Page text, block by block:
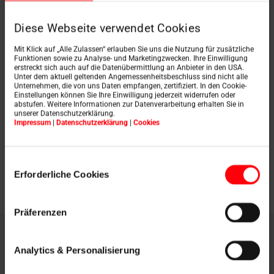
Diese Webseite verwendet Cookies
Mit Klick auf „Alle Zulassen“ erlauben Sie uns die Nutzung für zusätzliche
Funktionen sowie zu Analyse- und Marketingzwecken. Ihre Einwilligung
erstreckt sich auch auf die Datenübermittlung an Anbieter in den USA.
Unter dem aktuell geltenden Angemessenheitsbeschluss sind nicht alle
Unternehmen, die von uns Daten empfangen, zertifiziert. In den Cookie-
Einstellungen können Sie Ihre Einwilligung jederzeit widerrufen oder
abstufen. Weitere Informationen zur Datenverarbeitung erhalten Sie in
unserer Datenschutzerklärung.
Impressum | Datenschutzerklärung | Cookies
Erforderliche Cookies
Präferenzen
Analytics & Personalisierung
Wenn geübte Monteure Dachfensterim gleichen
Ausbaus des alten Fensterswenige Stunden benötigt.
Kommen weitere Montageaspekte wie Rollladen oder
Hitzeschutzmarkisen hinzu, kann sich die Arbeitszeit
verlängern.
Welche Vorteile bietet